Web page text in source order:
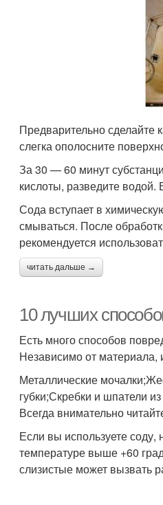
Предварительно
слегка ополосните
За 30 — 60 минут
кислоты, разведите водой.
Сода вступает в
смываться. После
рекомендуется
читать дальше →
10 лучших
Есть много способов
Независимо от материала,
Металлические
губки;Скребки и шпатели
Всегда внимательно
Если вы используете
температуре выше +60
слизистые может вызвать